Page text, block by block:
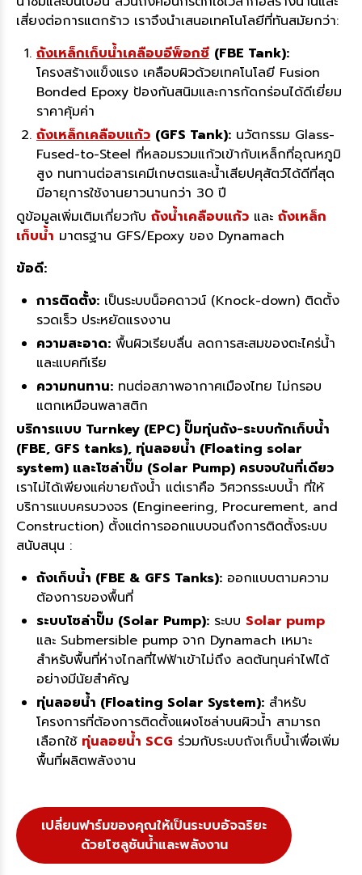
เสี่ยงต่อการแตกร้าว เราจึงนำเสนอเทคโนโลยีที่ทันสมัยกว่า:
ถังเหล็กเก็บน้ำเคลือบอีพ็อกซี (FBE Tank):
โครงสร้างแข็งแรง เคลือบผิวด้วยเทคโนโลยี Fusion
Bonded Epoxy ป้องกันสนิมและการกัดกร่อนได้ดีเยี่ยม
ราคาคุ้มค่า
ถังเหล็กเคลือบแก้ว (GFS Tank): นวัตกรรม Glass-
Fused-to-Steel ที่หลอมรวมแก้วเข้ากับเหล็กที่อุณหภูมิ
สูง ทนทานต่อสารเคมีเกษตรและน้ำเสียปศุสัตว์ได้ดีที่สุด
มีอายุการใช้งานยาวนานกว่า 30 ปี
ดูข้อมูลเพิ่มเติมเกี่ยวกับ ถังน้ำเคลือบแก้ว และ ถังเหล็ก
เก็บน้ำ มาตรฐาน GFS/Epoxy ของ Dynamach
ข้อดี:
การติดตั้ง: เป็นระบบน็อคดาวน์ (Knock-down) ติดตั้ง
รวดเร็ว ประหยัดแรงงาน
ความสะอาด: พื้นผิวเรียบลื่น ลดการสะสมของตะไคร่น้ำ
และแบคทีเรีย
ความทนทาน: ทนต่อสภาพอากาศเมืองไทย ไม่กรอบ
แตกเหมือนพลาสติก
บริการแบบ Turnkey (EPC) ปั๊มทุ่นถัง-ระบบกักเก็บน้ำ
(FBE, GFS tanks), ทุ่นลอยน้ำ (Floating solar
system) และโซล่าปั๊ม (Solar Pump) ครบจบในที่เดียว
เราไม่ได้เพียงแค่ขายถังน้ำ แต่เราคือ วิศวกรระบบน้ำ ที่ให้
บริการแบบครบวงจร (Engineering, Procurement, and
Construction) ตั้งแต่การออกแบบจนถึงการติดตั้งระบบ
สนับสนุน :
ถังเก็บน้ำ (FBE & GFS Tanks): ออกแบบตามความ
ต้องการของพื้นที่
ระบบโซล่าปั๊ม (Solar Pump): ระบบ Solar pump
และ Submersible pump จาก Dynamach เหมาะ
สำหรับพื้นที่ห่างไกลที่ไฟฟ้าเข้าไม่ถึง ลดต้นทุนค่าไฟได้
อย่างมีนัยสำคัญ
ทุ่นลอยน้ำ (Floating Solar System): สำหรับ
โครงการที่ต้องการติดตั้งแผงโซล่าบนผิวน้ำ สามารถ
เลือกใช้ ทุ่นลอยน้ำ SCG ร่วมกับระบบถังเก็บน้ำเพื่อเพิ่ม
พื้นที่ผลิตพลังงาน
เปลี่ยนฟาร์มของคุณให้เป็นระบบอัจฉริยะ
ด้วยโซลูชันน้ำและพลังงาน